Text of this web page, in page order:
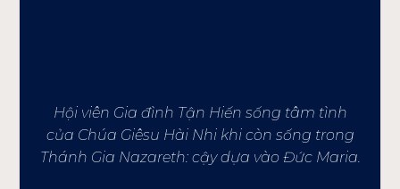
Hội viên Gia đình Tận Hiến sống tâm tình
của Chúa Giêsu Hài Nhi khi còn sống trong
Thánh Gia Nazareth: cậy dựa vào Đức Maria.